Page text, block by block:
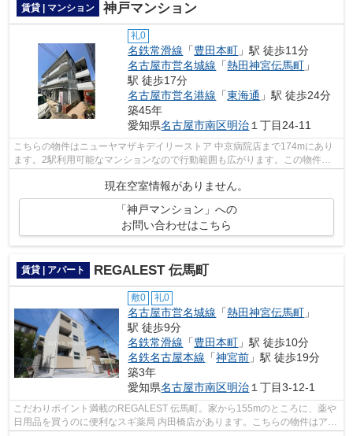
賃貸 | マンション 神戸マンション
礼0
名鉄常滑線 「豊田本町 」駅 徒歩11分
名古屋市営名城線 「熱田神宮伝馬町 」
駅 徒歩17分
名古屋市営名港線 「東海通 」駅 徒歩24分
築45年
愛知県名古屋市南区明治 １丁目24-11
こちらの物件はニューヤマザキデイリーストア 中京病院店まで174mにあり
ます。2駅利用可能なマンションなので行動範囲も広がります。この物件
は、駅まで徒歩11分に立地しています。こ...
現在空室情報がありません。
「神戸マンション」への
お問い合わせはこちら
賃貸 | アパート REGALEST 伝馬町
敷0 礼0
名古屋市営名城線 「熱田神宮伝馬町 」
駅 徒歩9分
名鉄常滑線 「豊田本町 」駅 徒歩10分
名鉄名古屋本線 「神宮前 」駅 徒歩19分
築3年
愛知県名古屋市南区明治１丁目3-12-1
こだわりポイント満載のREGALEST 伝馬町。家から155mのところに、薬や
日用品を買うのに便利なスギ薬局 内田橋店があります。こちらの物件はアパ